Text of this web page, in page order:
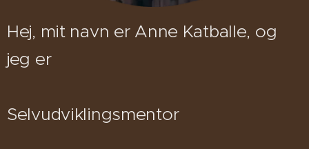
Hej, mit navn er Anne Katballe, og
jeg er
Selvudviklingsmentor